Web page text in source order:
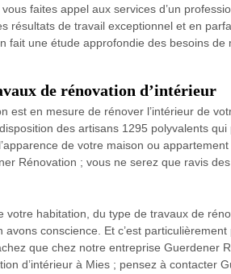
faites appel aux services d’un
résultats de travail exceptionnel et en
une étude approfondie des besoins
de rénovation d’intérieur
en mesure de rénover l’intérieur de
des artisans 1295 polyvalents
de votre maison ou
Rénovation ; vous ne serez que ravis
habitation, du type de travaux de
conscience. Et c’est
que chez notre entreprise Guerdener
d’intérieur à Mies ; pensez à contacter